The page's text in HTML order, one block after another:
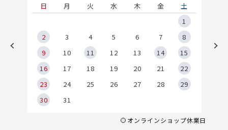
日
月 火 水 木 金
土
1
2
3 4 5 6 7
8
9
10 11 12 13 14
15
16
17 18 19 20 21
22
23
24 25 26 27 28
29
30
31
オンラインショップ休業日